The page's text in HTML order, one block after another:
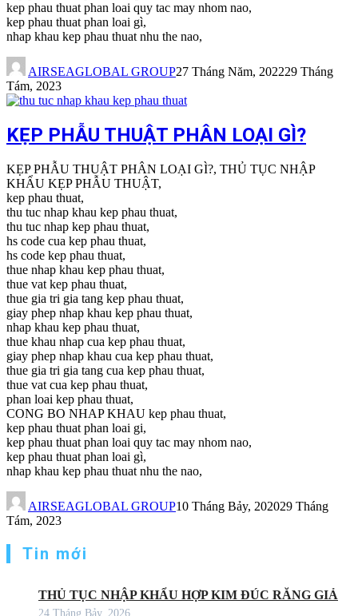
kep phau thuat phan loai quy tac may nhom nao,
kep phau thuat phan loai gì,
nhap khau kep phau thuat nhu the nao,
AIRSEAGLOBAL GROUP27 Tháng Năm, 202229 Tháng
Tám, 2023
KẸP PHẪU THUẬT PHÂN LOẠI GÌ?
KẸP PHẪU THUẬT PHÂN LOẠI GÌ?, THỦ TỤC NHẬP
KHẨU KẸP PHẪU THUẬT,
kep phau thuat,
thu tuc nhap khau kep phau thuat,
thu tuc nhap kep phau thuat,
hs code cua kep phau thuat,
hs code kep phau thuat,
thue nhap khau kep phau thuat,
thue vat kep phau thuat,
thue gia tri gia tang kep phau thuat,
giay phep nhap khau kep phau thuat,
nhap khau kep phau thuat,
thue khau nhap cua kep phau thuat,
giay phep nhap khau cua kep phau thuat,
thue gia tri gia tang cua kep phau thuat,
thue vat cua kep phau thuat,
phan loai kep phau thuat,
CONG BO NHAP KHAU kep phau thuat,
kep phau thuat phan loai gi,
kep phau thuat phan loai quy tac may nhom nao,
kep phau thuat phan loai gì,
nhap khau kep phau thuat nhu the nao,
AIRSEAGLOBAL GROUP10 Tháng Bảy, 202029 Tháng
Tám, 2023
Tin mới
THỦ TỤC NHẬP KHẨU HỢP KIM ĐÚC RĂNG GIẢ
24 Tháng Bảy, 2026